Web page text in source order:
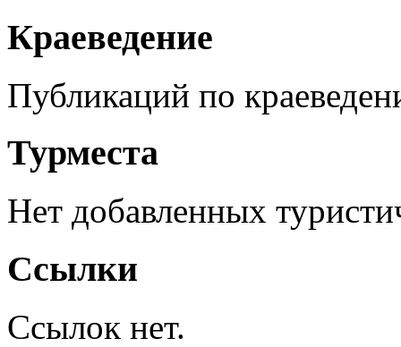
Краеведение
Публикаций по
Турместа
Нет добавленных
Ссылки
Ссылок нет.